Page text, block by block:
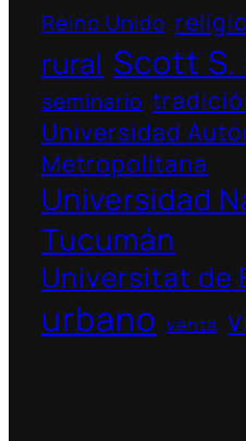
Reino Unido
rural Scott S.
seminario
Universidad
Metropolitana
Universidad
Tucumán
Universitat de
urbano venta